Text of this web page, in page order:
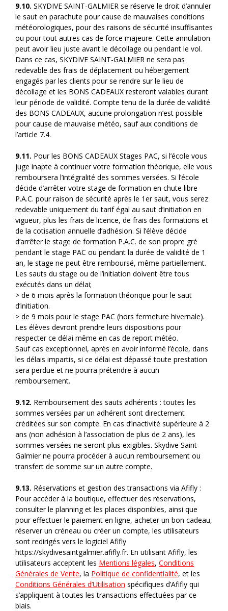
9.10. SKYDIVE SAINT-GALMIER se réserve le droit d’annuler
le saut en parachute pour cause de mauvaises conditions
météorologiques, pour des raisons de sécurité insuffisantes
ou pour tout autres cas de force majeure. Cette annulation
peut avoir lieu juste avant le décollage ou pendant le vol.
Dans ce cas, SKYDIVE SAINT-GALMIER ne sera pas
redevable des frais de déplacement ou hébergement
engagés par les clients pour se rendre sur le lieu de
décollage et les BONS CADEAUX resteront valables durant
leur période de validité. Compte tenu de la durée de validité
des BONS CADEAUX, aucune prolongation n’est possible
pour cause de mauvaise météo, sauf aux conditions de
l’article 7.4.
9.11. Pour les BONS CADEAUX Stages PAC, si l’école vous
juge inapte à continuer votre formation théorique, elle vous
remboursera l’intégralité des sommes versées. Si l’école
décide d’arrêter votre stage de formation en chute libre
P.A.C. pour raison de sécurité après le 1er saut, vous serez
redevable uniquement du tarif égal au saut d’initiation en
vigueur, plus les frais de licence, de frais des formations et
de la cotisation annuelle d’adhésion. Si l’élève décide
d’arrêter le stage de formation P.A.C. de son propre gré
pendant le stage PAC ou pendant la durée de validité de 1
an, le stage ne peut être remboursé, même partiellement.
Les sauts du stage ou de l’initiation doivent être tous
exécutés dans un délai;
> de 6 mois après la formation théorique pour le saut
d’initiation.
> de 9 mois pour le stage PAC (hors fermeture hivernale).
Les élèves devront prendre leurs dispositions pour
respecter ce délai même en cas de report météo.
Sauf cas exceptionnel, après en avoir informé l’école, dans
les délais impartis, si ce délai est dépassé toute prestation
sera perdue et ne pourra prétendre à aucun
remboursement.
9.12. Remboursement des sauts adhérents : toutes les
sommes versées par un adhérent sont directement
créditées sur son compte. En cas d’inactivité supérieure à 2
ans (non adhésion à l’association de plus de 2 ans), les
sommes versées ne seront plus exigibles. Skydive Saint-
Galmier ne pourra procéder à aucun remboursement ou
transfert de somme sur un autre compte.
9.13. Réservations et gestion des transactions via Afifly :
Pour accéder à la boutique, effectuer des réservations,
consulter le planning et les places disponibles, ainsi que
pour effectuer le paiement en ligne, acheter un bon cadeau,
réserver un créneau ou créer un compte, les utilisateurs
sont redirigés vers le logiciel Afifly
https://skydivesaintgalmier.afifly.fr. En utilisant Afifly, les
utilisateurs acceptent les Mentions légales, Conditions
Générales de Vente, la Politique de confidentialité, et les
Conditions Générales d’Utilisation spécifiques d’Afifly qui
s’appliquent à toutes les transactions effectuées par ce
biais.